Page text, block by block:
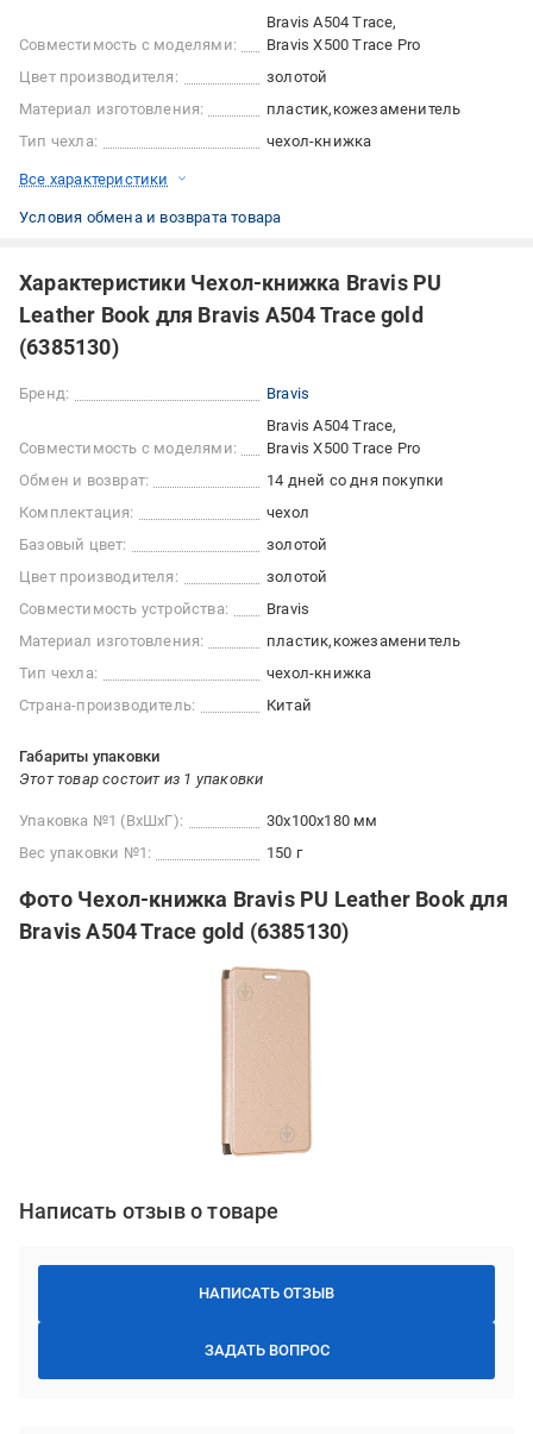
Совместимость с моделями:
Bravis A504 Trace
Bravis X500 Trace Pro
Цвет производителя:
золотой
Материал изготовления:
пластик кожезаменитель
Тип чехла:
чехол-книжка
Все характеристики
Условия обмена и возврата товара
Характеристики Чехол-книжка Bravis PU
Leather Book для Bravis A504 Trace gold
(6385130)
Бренд: Bravis
Совместимость с моделями:
Bravis A504 Trace
Bravis X500 Trace Pro
Обмен и возврат:
14 дней со дня покупки
Комплектация:
чехол
Базовый цвет:
золотой
Цвет производителя:
золотой
Совместимость устройства:
Bravis
Материал изготовления:
пластик кожезаменитель
Тип чехла:
чехол-книжка
Страна-производитель:
Китай
Габариты упаковки
Этот товар состоит из 1 упаковки
Упаковка №1 (ВхШхГ):
30x100x180 мм
Вес упаковки №1:
150 г
Фото Чехол-книжка Bravis PU Leather Book для
Bravis A504 Trace gold (6385130)
Написать отзыв о товаре
НАПИСАТЬ ОТЗЫВ
ЗАДАТЬ ВОПРОС